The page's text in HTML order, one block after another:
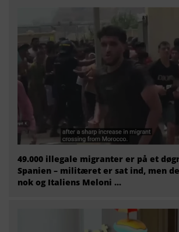
49.000 illegale migranter er på et
Spanien – militæret er sat ind, men
nok og Italiens Meloni ...